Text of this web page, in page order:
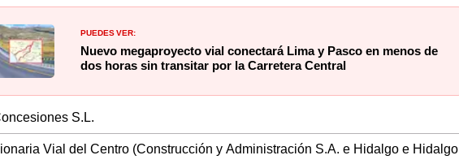
PUEDES VER:
Nuevo megaproyecto vial conectará Lima y Pasco en menos de
dos horas sin transitar por la Carretera Central
S.L.
Vial del Centro (Construcción y Administración S.A. e Hidalgo e Hidalgo